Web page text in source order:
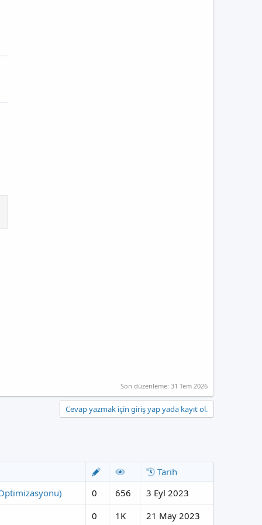
Son düzenleme: 31 Tem 2026
Cevap yazmak için giriş yap yada kayıt ol.
Tarih
0 656
3 Eyl 2023
0
1K 21 May 2023